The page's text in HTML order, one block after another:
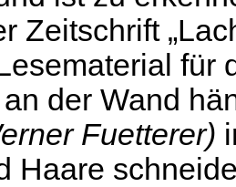
Zeitschrift
für
der Wand
Fuetterer)
Haare